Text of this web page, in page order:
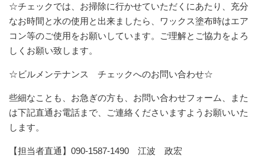
☆チェックでは、お掃除に行かせていただくにあたり、充分
なお時間と水の使用と出来ましたら、ワックス塗布時はエア
コン等のご使用をお願いしています。ご理解とご協力をよろ
しくお願い致します。
☆ビルメンテナンス チェックへのお問い合わせ☆
些細なことも、お急ぎの方も、お問い合わせフォーム、また
は下記直通お電話まで、ご連絡くださいますようお願いいた
します。
【担当者直通】090-1587-1490 江波 政宏